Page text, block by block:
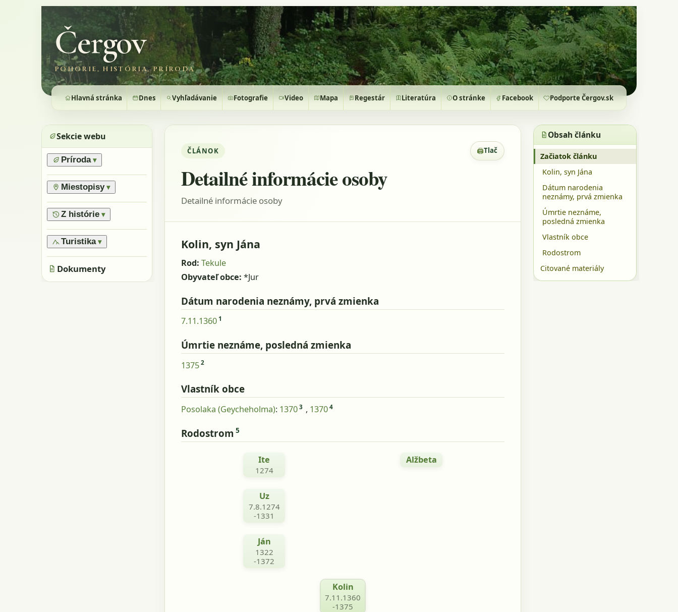
Čergov
POHORIE, HISTÓRIA, PRÍRODA
Hlavná stránka Dnes Vyhľadávanie Fotografie Video Mapa Regestár Literatúra O stránke Facebook Podporte Čergov.sk
Sekcie webu
Príroda ▾
›Prírodné pomery
›Lesy
›Flóra
›Výnimočné stromy
Miestopisy ▾
›Prírodné rezervácie
›Vrchy
›Pamiatky
›Skaly, kamene
Z histórie ▾
›Všeobecne
›Obyvatelia
Turistika ▾
›Značené trasy
›Neznačené trasy
Dokumenty
ČLÁNOK 🖨Tlač
Zobrazenie pre tlač
Detailné informácie osoby
Detailné informácie osoby
Kolin, syn Jána
Rod: Tekule
Obyvateľ obce: *Jur
Dátum narodenia neznámy, prvá zmienka
7.11.13601
Úmrtie neznáme, posledná zmienka
13752
Vlastník obce
Posolaka (Geycheholma): 13703 , 13704
Rodostrom 5
Ite
1274
Uz
7.8.1274
-1331
Alžbeta
Ján
1322
-1372
Kolin
7.11.1360
-1375
Obsah článku
Začiatok článku
Kolin, syn Jána
Dátum narodenia
neznámy, prvá zmienka
Úmrtie neznáme,
posledná zmienka
Vlastník obce
Rodostrom
Citované materiály